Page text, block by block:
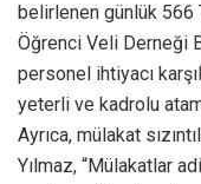
belirlenen günlük 566
Öğrenci Veli Derneği
personel ihtiyacı
yeterli ve kadrolu
Ayrıca, mülakat
Yılmaz, “Mülakatlar